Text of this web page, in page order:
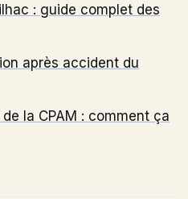
: guide complet des
après accident du
la CPAM : comment ça